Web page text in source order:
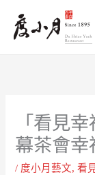
「看見
幕茶會幸
/ 度小月藝文,看